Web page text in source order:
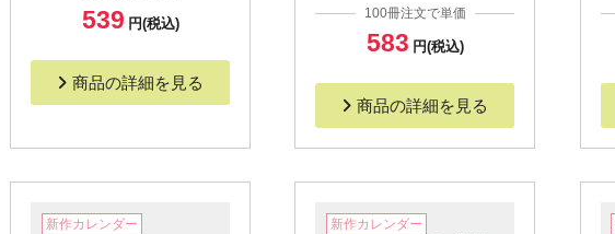
539 円(税込)
商品の詳細を見る
100冊注文で単価
583 円(税込)
商品の詳細を見る
新作カレンダー 新作カレンダー